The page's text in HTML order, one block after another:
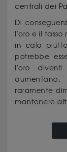
centrali dei
Di
l'oro e il
in calo
potrebbe
l'oro
raramente
mantenere